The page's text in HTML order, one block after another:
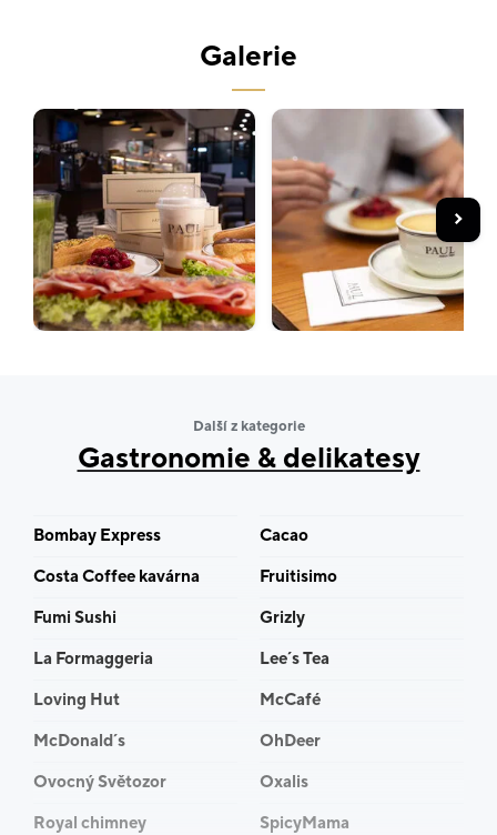
kávou v příjemném posezením, kde čas plyne
pomaleji.
Galerie
Další z kategorie
Gastronomie & delikatesy
Bombay Express
Cacao
Costa Coffee kavárna
Fruitisimo
Fumi Sushi
Grizly
La Formaggeria
Lee´s Tea
Loving Hut
McCafé
McDonald´s
OhDeer
Ovocný Světozor
Oxalis
Royal chimney
SpicyMama